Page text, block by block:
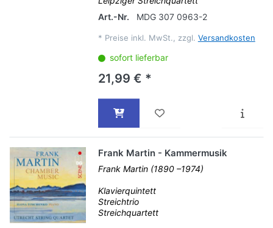
Art.-Nr.
MDG 307 0963-2
* Preise inkl. MwSt., zzgl. Versandkosten
sofort lieferbar
21,99 € *
Frank Martin - Kammermusik
Frank Martin (1890 –1974)
Klavierquintett
Streichtrio
Streichquartett